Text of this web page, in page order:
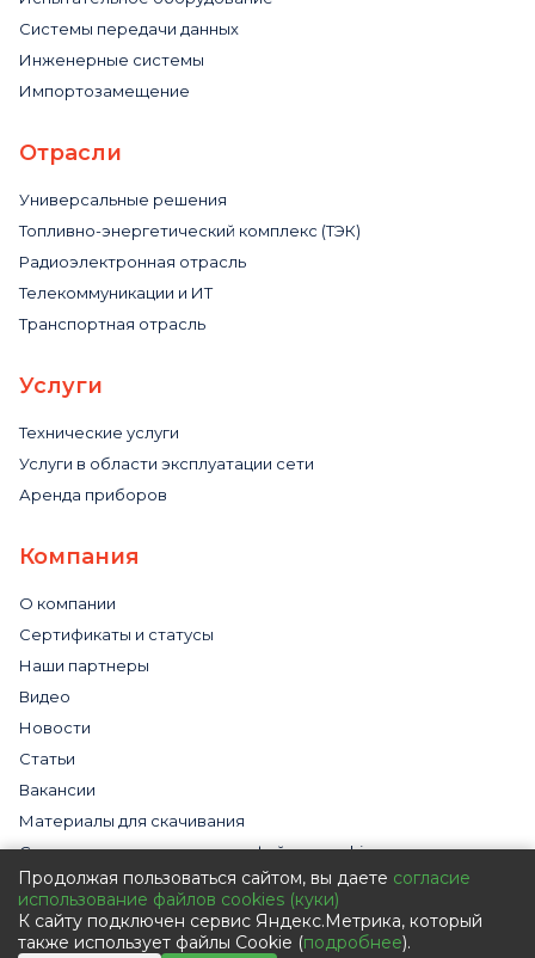
Системы передачи данных
Инженерные системы
Импортозамещение
Отрасли
Универсальные решения
Топливно-энергетический комплекс (ТЭК)
Радиоэлектронная отрасль
Телекоммуникации и ИТ
Транспортная отрасль
Услуги
Технические услуги
Услуги в области эксплуатации сети
Аренда приборов
Компания
О компании
Сертификаты и статусы
Наши партнеры
Видео
Новости
Статьи
Вакансии
Материалы для скачивания
Cогласие на использование файлов cookies
Обработка персональных данных с помощью сервиса
«Яндекс.Метрика»
Политика в отношении обработки персональных данных
Продолжая пользоваться сайтом, вы даете согласие
использование файлов cookies (куки)
К сайту подключен сервис Яндекс.Метрика, который
также использует файлы Cookie (подробнее).